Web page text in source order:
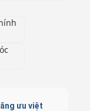
ưu việt